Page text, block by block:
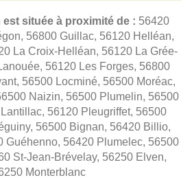
située à proximité de : 56420
56800 Guillac, 56120 Helléan,
La Croix-Helléan, 56120 La Grée-
56120 Les Forges, 56800
56500 Locminé, 56500 Moréac,
Naizin, 56500 Plumelin, 56500
56120 Pleugriffet, 56500
56500 Bignan, 56420 Billio,
Guéhenno, 56420 Plumelec, 56500
St-Jean-Brévelay, 56250 Elven,
Monterblanc